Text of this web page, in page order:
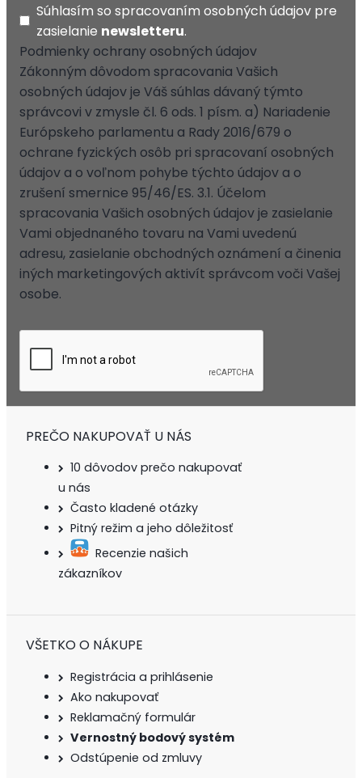
Súhlasím so spracovaním osobných údajov pre
zasielanie newsletteru.
Podmienky ochrany osobných údajov
Zákonným dôvodom spracovania Vašich
osobných údajov je Váš súhlas dávaný týmto
správcovi v zmysle čl. 6 ods. 1 písm. a) Nariadenie
Európskeho parlamentu a Rady 2016/679 o
ochrane fyzických osôb pri spracovaní osobných
údajov a o voľnom pohybe týchto údajov a o
zrušení smernice 95/46/ES. 3.1. Účelom
spracovania Vašich osobných údajov je zasielanie
Vami objednaného tovaru na Vami uvedenú
adresu, zasielanie obchodných oznámení a činenia
iných marketingových aktivít správcom voči Vašej
osobe.
PREČO NAKUPOVAŤ U NÁS
10 dôvodov prečo nakupovať
u nás
Často kladené otázky
Pitný režim a jeho dôležitosť
Recenzie našich
zákazníkov
VŠETKO O NÁKUPE
Registrácia a prihlásenie
Ako nakupovať
Reklamačný formulár
Vernostný bodový systém
Odstúpenie od zmluvy